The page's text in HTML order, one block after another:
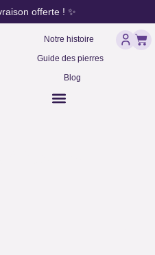
offerte ! ✨
Notre histoire
Guide des pierres
Blog